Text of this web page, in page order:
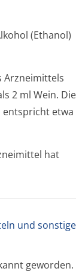
(Ethanol)
Arzneimittels
2 ml Wein. Die
entspricht etwa
hat
und sonstige
geworden.